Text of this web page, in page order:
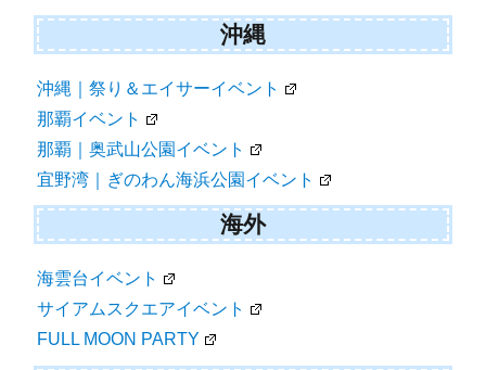
沖縄
沖縄｜祭り＆エイサーイベント
那覇イベント
那覇｜奥武山公園イベント
宜野湾｜ぎのわん海浜公園イベント
海外
海雲台イベント
サイアムスクエアイベント
FULL MOON PARTY